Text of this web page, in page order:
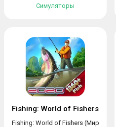
Симуляторы
Fishing: World of Fishers
Fishing: World of Fishers (Мир